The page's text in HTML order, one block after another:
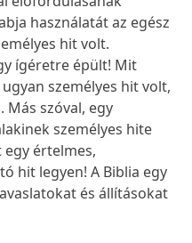
használatát az egész
hit volt.
ígéretre épült! Mit
személyes hit volt,
Más szóval, egy
személyes hite
értelmes,
hit legyen! A Biblia egy
és állításokat